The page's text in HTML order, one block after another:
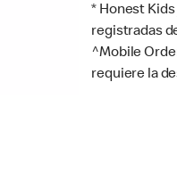
* Honest
registradas
^Mobile
requiere la